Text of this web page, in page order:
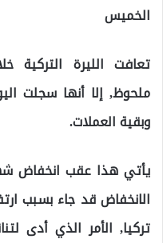
الخميس
تعافت الليرة التركية
ملحوظ, إلا أنها سجلت
وبقية العملات.
يأتي هذا عقب انخفاض
الانخفاض قد جاء بسبب
تركيا, الأمر الذي أدى